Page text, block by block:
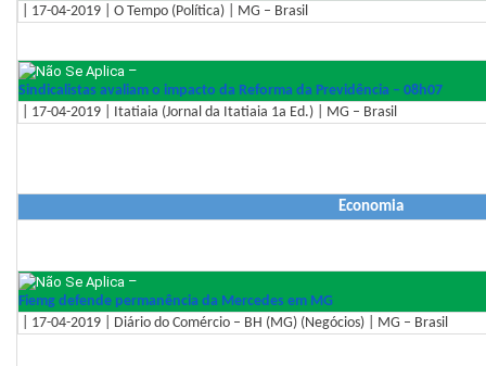
| 17-04-2019 | O Tempo (Política) | MG – Brasil
–
Sindicalistas avaliam o impacto da Reforma da Previdência – 08h07
| 17-04-2019 | Itatiaia (Jornal da Itatiaia 1a Ed.) | MG – Brasil
Economia
–
Fiemg defende permanência da Mercedes em MG
| 17-04-2019 | Diário do Comércio – BH (MG) (Negócios) | MG – Brasil